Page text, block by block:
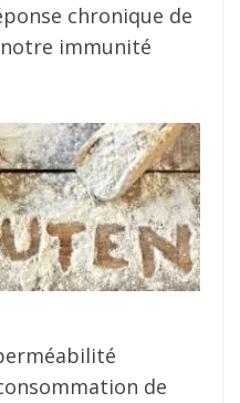
chronique de
immunité
de